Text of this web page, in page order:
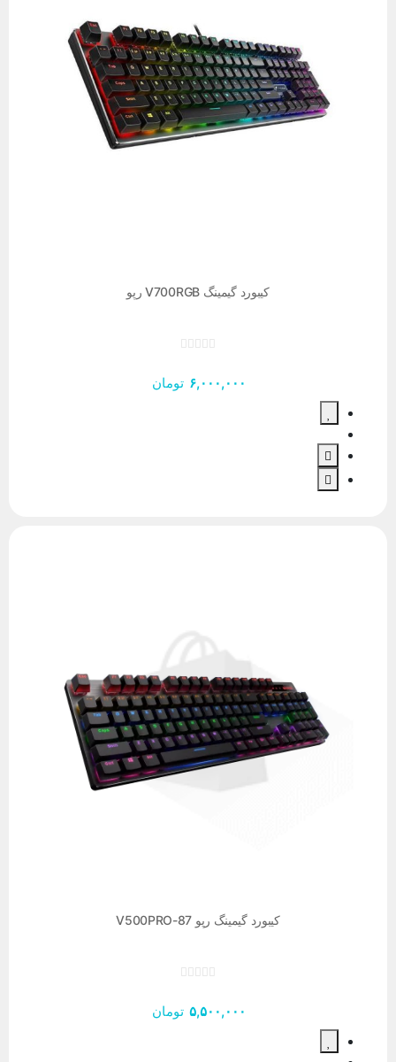
کیبورد گیمینگ V700RGB رپو
تومان ۶,۰۰۰,۰۰۰
کیبورد گیمینگ رپو V500PRO-87
تومان ۵,۵۰۰,۰۰۰